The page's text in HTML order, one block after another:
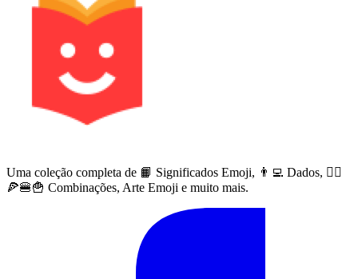
Uma coleção completa de 📙 Significados Emoji, 👨‍💻 Dados, 🙅‍♀️
🍕🍔🍟 Combinações, Arte Emoji e muito mais.